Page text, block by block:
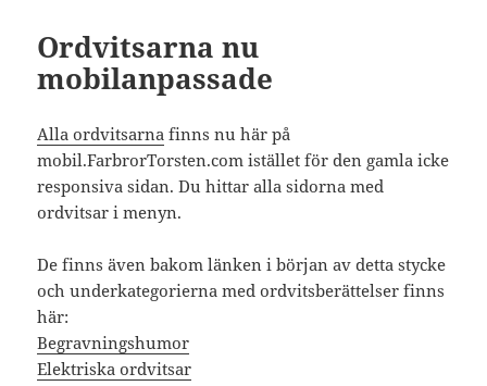
Ordvitsarna nu
mobilanpassade
Alla ordvitsarna finns nu här på
mobil.FarbrorTorsten.com istället för den gamla icke
responsiva sidan. Du hittar alla sidorna med
ordvitsar i menyn.
De finns även bakom länken i början av detta stycke
och underkategorierna med ordvitsberättelser finns
här:
Begravningshumor
Elektriska ordvitsar